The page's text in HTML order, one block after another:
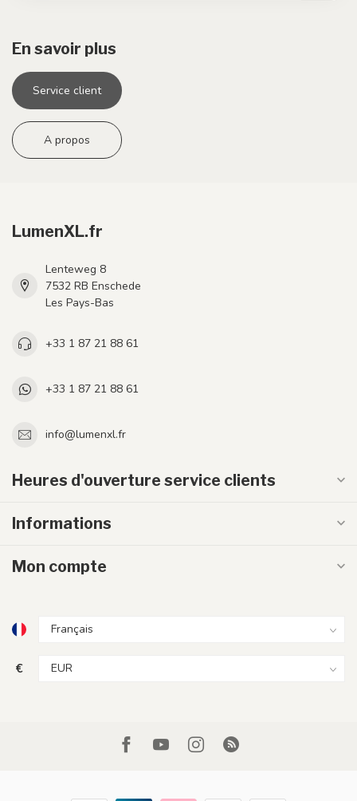
En savoir plus
Service client
A propos
LumenXL.fr
Lenteweg 8
7532 RB Enschede
Les Pays-Bas
+33 1 87 21 88 61
+33 1 87 21 88 61
info@lumenxl.fr
Heures d'ouverture service clients
Informations
Mon compte
€